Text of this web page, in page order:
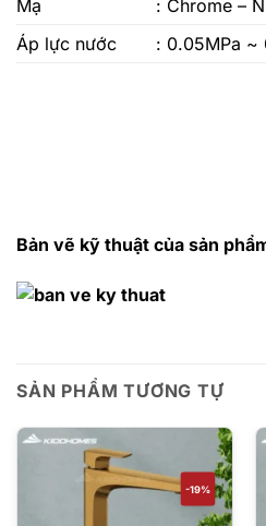
Mạ
: Chrome –
Áp lực nước
: 0.05MPa ~
Bản vẽ kỹ thuật của sản
SẢN PHẨM TƯƠNG TỰ
-19%